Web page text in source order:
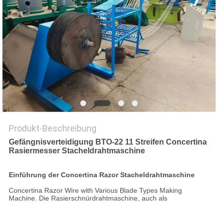
SITEMAP
PRIVACY
POLICY
Produkt-Beschreibung
Gefängnisverteidigung BTO-22 11 Streifen Concertina
Rasiermesser Stacheldrahtmaschine
Einführung der Concertina Razor Stacheldrahtmaschine
Concertina Razor Wire with Various Blade Types Making
Machine. Die Rasierschnürdrahtmaschine, auch als